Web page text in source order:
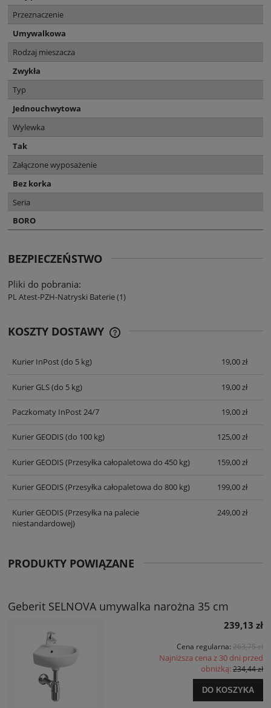
Przeznaczenie
Umywalkowa
Rodzaj mieszacza
Zwykła
Typ
Jednouchwytowa
Wylewka
Tak
Załączone wyposażenie
Bez korka
Seria
BORO
BEZPIECZEŃSTWO
Pliki do pobrania:
PL Atest-PZH-Natryski Baterie (1)
KOSZTY DOSTAWY
Kurier InPost(do 5 kg) 19,00 zł
Kurier GLS(do 5 kg) 19,00 zł
Paczkomaty InPost 24/7 19,00 zł
Kurier GEODIS(do 100 kg) 125,00 zł
Kurier GEODIS(Przesyłka całopaletowa do 450 kg) 159,00 zł
Kurier GEODIS(Przesyłka całopaletowa do 800 kg) 199,00 zł
Kurier GEODIS(Przesyłka na palecie
niestandardowej)
249,00 zł
PRODUKTY POWIĄZANE
Geberit SELNOVA umywalka narożna 35 cm
239,13 zł
Cena regularna: 263,75 zł
Najniższa cena z 30 dni przed
obniżką:234,44 zł
DO KOSZYKA